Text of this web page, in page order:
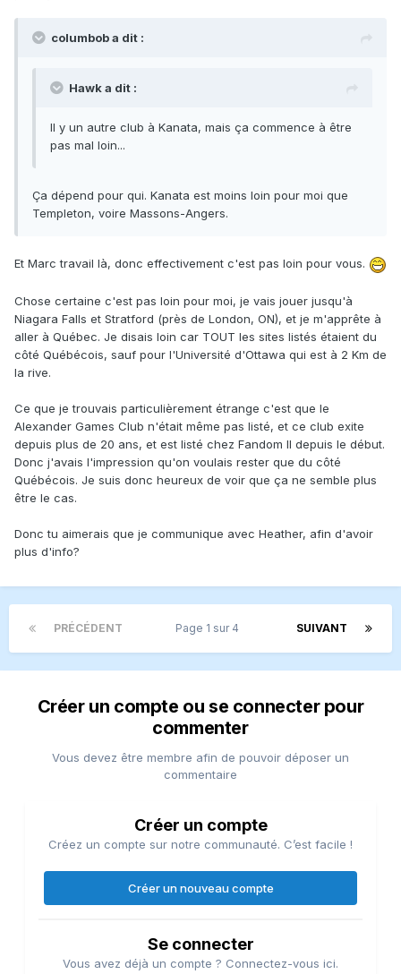
columbob a dit :
Hawk a dit :
Il y un autre club à Kanata, mais ça commence à être
pas mal loin...
Ça dépend pour qui. Kanata est moins loin pour moi que
Templeton, voire Massons-Angers.
Et Marc travail là, donc effectivement c'est pas loin pour vous.
Chose certaine c'est pas loin pour moi, je vais jouer jusqu'à
Niagara Falls et Stratford (près de London, ON), et je m'apprête à
aller à Québec. Je disais loin car TOUT les sites listés étaient du
côté Québécois, sauf pour l'Université d'Ottawa qui est à 2 Km de
la rive.
Ce que je trouvais particulièrement étrange c'est que le
Alexander Games Club n'était même pas listé, et ce club exite
depuis plus de 20 ans, et est listé chez Fandom II depuis le début.
Donc j'avais l'impression qu'on voulais rester que du côté
Québécois. Je suis donc heureux de voir que ça ne semble plus
être le cas.
Donc tu aimerais que je communique avec Heather, afin d'avoir
plus d'info?
PRÉCÉDENT SUIVANT
Page 1 sur 4
Créer un compte ou se connecter pour
commenter
Vous devez être membre afin de pouvoir déposer un
commentaire
Créer un compte
Créez un compte sur notre communauté. C’est facile !
Créer un nouveau compte
Se connecter
Vous avez déjà un compte ? Connectez-vous ici.